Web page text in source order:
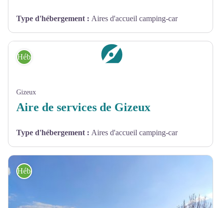
Type d'hébergement : Aires d'accueil camping-car
Hébergement
Gizeux
Aire de services de Gizeux
Type d'hébergement : Aires d'accueil camping-car
Hébergement